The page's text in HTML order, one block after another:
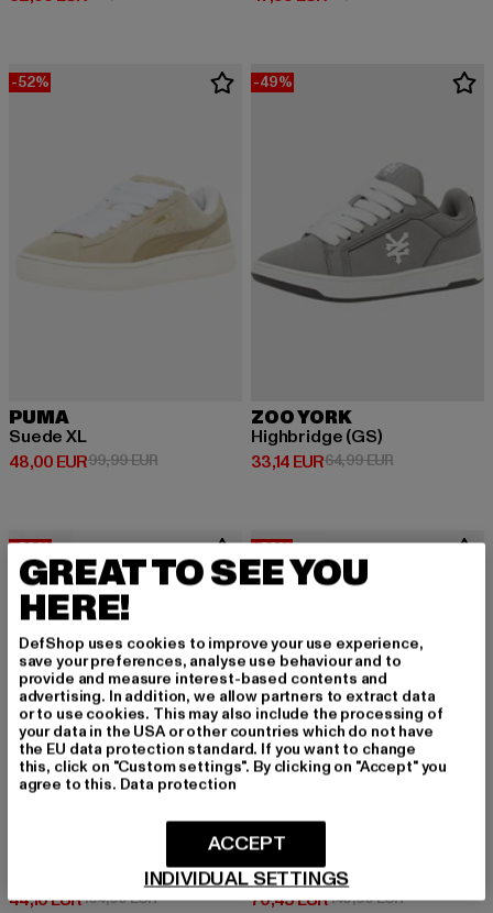
-52%
PUMA
Suede XL
48,00 EUR
Derzeitiger Preis: 48,00 EUR
99,99 EURAktionspreis: 99,99 EUR
-49%
ZOO YORK
Highbridge (GS)
33,14 EUR
Derzeitiger Preis: 33,14 EUR
64,99 EURAktionspreis:
-58%
Suede Mayu Slip-On Teddy Womens
44,10 EUR
Derzeitiger Preis: 44,10 EUR
104,99 EURAktionspreis: 104,99 EUR
-53%
TIMBERLAND
70,45 EUR
Derzeitiger Preis: 70,45 EUR
149,90 EURAktionspreis:
GREAT TO SEE YOU
HERE!
DefShop uses cookies to improve your use experience,
save your preferences, analyse use behaviour and to
provide and measure interest-based contents and
advertising. In addition, we allow partners to extract data
or to use cookies. This may also include the processing of
your data in the USA or other countries which do not have
the EU data protection standard. If you want to change
this, click on "Custom settings". By clicking on "Accept" you
agree to this. Data protection
INDIVIDUAL SETTINGS
ACCEPT